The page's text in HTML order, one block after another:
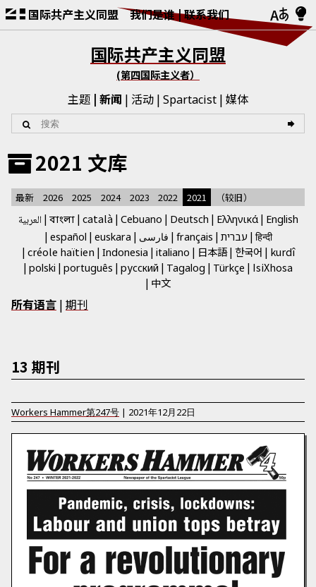
国际共产主义同盟 我们是谁 联系我们
国际共产主义同盟
(第四国际主义者）
主题 新闻 活动 Spartacist 媒体
2021 文库
最新 2026 2025 2024 2023 2022 2021 （较旧）
العربية বাংলা català Cebuano Deutsch Ελληνικά
English
español
euskara فارسی français עברית
हिन्दी
créole haïtien
Indonesia italiano 日本語 한국어 kurdî
polski português русский Tagalog Türkçe
IsiXhosa
中文
所有语言 | 期刊
13 期刊
Workers Hammer第247号 | 2021年12月22日